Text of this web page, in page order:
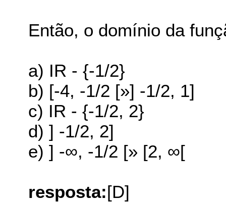
Então, o domínio da
a) IR - {-1/2}
b) [-4, -1/2 [»] -1/2, 1]
c) IR - {-1/2, 2}
d) ] -1/2, 2]
e) ] -∞, -1/2 [» [2, ∞[
resposta:[D]